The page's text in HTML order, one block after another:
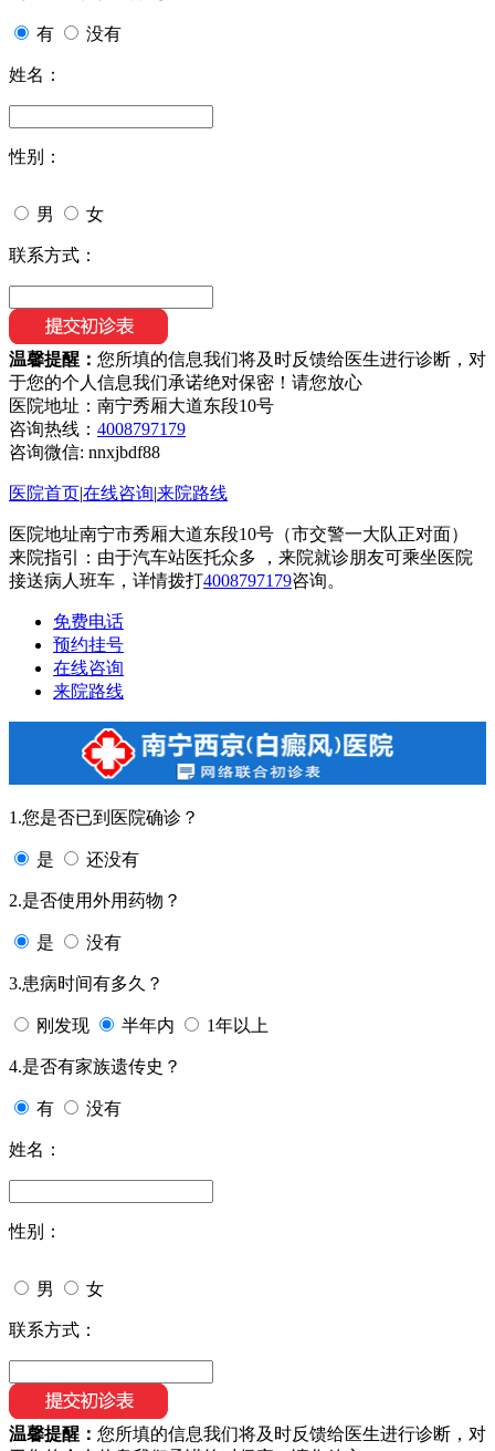
有 没有
姓名：
性别：
男 女
联系方式：
温馨提醒： 您所填的信息我们将及时反馈给医生进行诊断，对
于您的个人信息我们承诺绝对保密！请您放心
医院地址：南宁秀厢大道东段10号
咨询热线： 4008797179
咨询微信: nnxjbdf88
医院首页|在线咨询|来院路线
医院地址南宁市秀厢大道东段10号（市交警一大队正对面）
来院指引：由于汽车站医托众多 ，来院就诊朋友可乘坐医院
接送病人班车，详情拨打4008797179咨询。
免费电话
预约挂号
在线咨询
来院路线
1.您是否已到医院确诊？
是 还没有
2.是否使用外用药物？
是 没有
3.患病时间有多久？
刚发现 半年内 1年以上
4.是否有家族遗传史？
有 没有
姓名：
性别：
男 女
联系方式：
温馨提醒： 您所填的信息我们将及时反馈给医生进行诊断，对